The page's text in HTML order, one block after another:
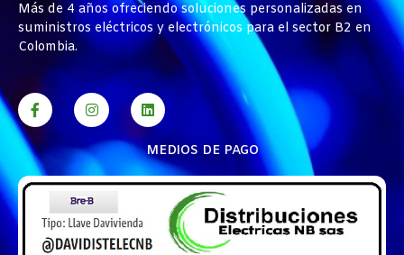
Más de 4 años ofreciendo soluciones personalizadas en
suministros eléctricos y electrónicos para el sector B2 en
Colombia.
MEDIOS DE PAGO